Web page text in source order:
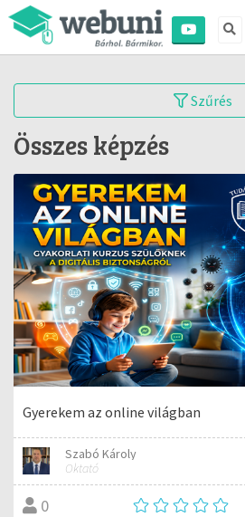
Szűrés
Összes képzés
Gyerekem az online világban
Szabó Károly
Oktató
0